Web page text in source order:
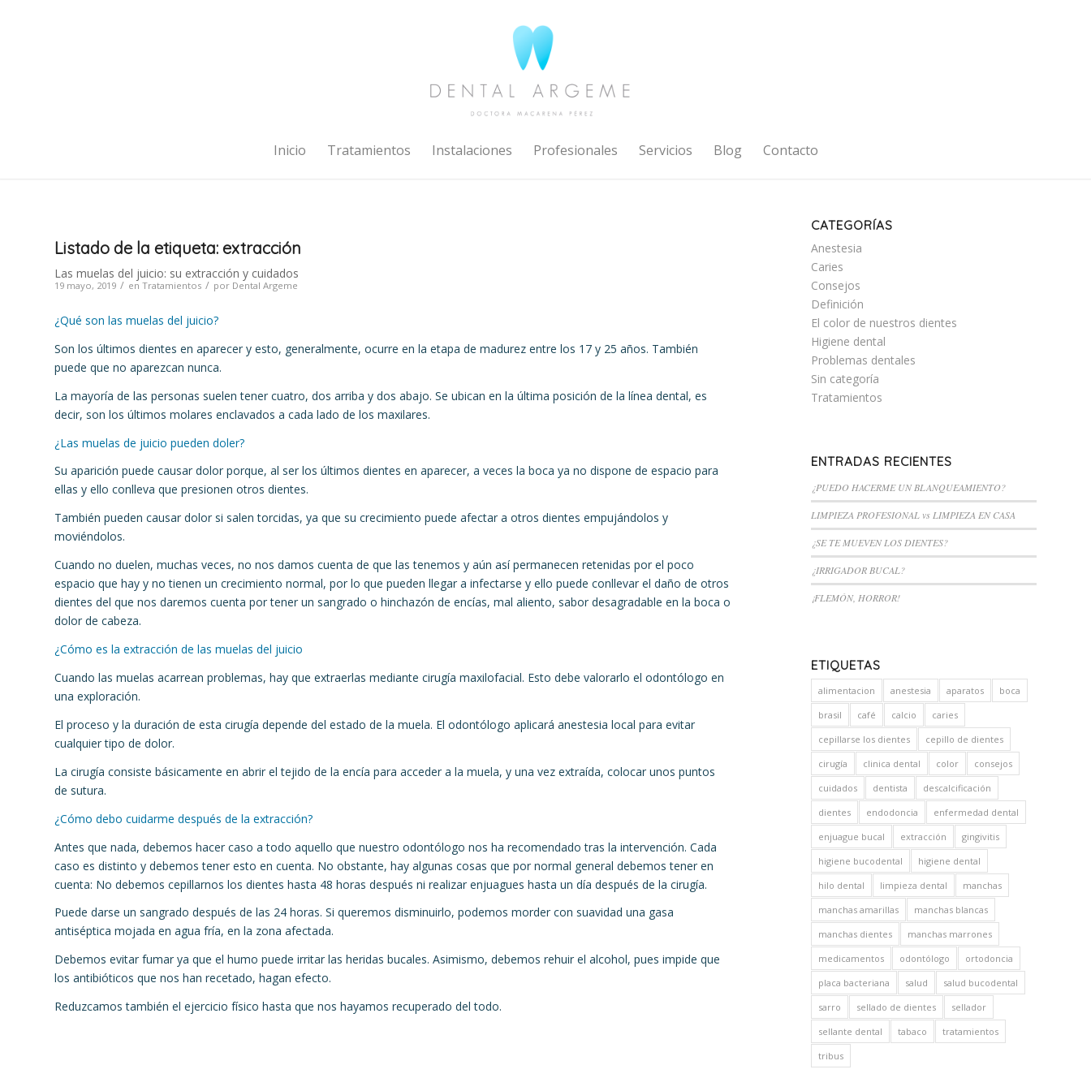
Inicio Tratamientos Instalaciones Profesionales Servicios Blog Contacto
Listado de la etiqueta: extracción
Las muelas del juicio: su extracción y cuidados
19 mayo, 2019 / en Tratamientos / por Dental Argeme
¿Qué son las muelas del juicio?
Son los últimos dientes en aparecer y esto, generalmente, ocurre en la etapa de madurez entre los 17 y 25 años. También
puede que no aparezcan nunca.
La mayoría de las personas suelen tener cuatro, dos arriba y dos abajo. Se ubican en la última posición de la línea dental, es
decir, son los últimos molares enclavados a cada lado de los maxilares.
¿Las muelas de juicio pueden doler?
Su aparición puede causar dolor porque, al ser los últimos dientes en aparecer, a veces la boca ya no dispone de espacio para
ellas y ello conlleva que presionen otros dientes.
También pueden causar dolor si salen torcidas, ya que su crecimiento puede afectar a otros dientes empujándolos y
moviéndolos.
Cuando no duelen, muchas veces, no nos damos cuenta de que las tenemos y aún así permanecen retenidas por el poco
espacio que hay y no tienen un crecimiento normal, por lo que pueden llegar a infectarse y ello puede conllevar el daño de otros
dientes del que nos daremos cuenta por tener un sangrado o hinchazón de encías, mal aliento, sabor desagradable en la boca o
dolor de cabeza.
¿Cómo es la extracción de las muelas del juicio
Cuando las muelas acarrean problemas, hay que extraerlas mediante cirugía maxilofacial. Esto debe valorarlo el odontólogo en
una exploración.
El proceso y la duración de esta cirugía depende del estado de la muela. El odontólogo aplicará anestesia local para evitar
cualquier tipo de dolor.
La cirugía consiste básicamente en abrir el tejido de la encía para acceder a la muela, y una vez extraída, colocar unos puntos
de sutura.
¿Cómo debo cuidarme después de la extracción?
Antes que nada, debemos hacer caso a todo aquello que nuestro odontólogo nos ha recomendado tras la intervención. Cada
caso es distinto y debemos tener esto en cuenta. No obstante, hay algunas cosas que por normal general debemos tener en
cuenta: No debemos cepillarnos los dientes hasta 48 horas después ni realizar enjuagues hasta un día después de la cirugía.
Puede darse un sangrado después de las 24 horas. Si queremos disminuirlo, podemos morder con suavidad una gasa
antiséptica mojada en agua fría, en la zona afectada.
Debemos evitar fumar ya que el humo puede irritar las heridas bucales. Asimismo, debemos rehuir el alcohol, pues impide que
los antibióticos que nos han recetado, hagan efecto.
Reduzcamos también el ejercicio físico hasta que nos hayamos recuperado del todo.
CATEGORÍAS
Anestesia
Caries
Consejos
Definición
El color de nuestros dientes
Higiene dental
Problemas dentales
Sin categoría
Tratamientos
ENTRADAS RECIENTES
¿PUEDO HACERME UN BLANQUEAMIENTO?
LIMPIEZA PROFESIONAL vs LIMPIEZA EN CASA
¿SE TE MUEVEN LOS DIENTES?
¿IRRIGADOR BUCAL?
¡FLEMÓN, HORROR!
ETIQUETAS
alimentacion anestesia aparatos
boca
brasil
café calcio
caries
cepillarse los dientes
cepillo de dientes
cirugía
clinica dental color
consejos
cuidados
dentista
descalcificación
dientes
endodoncia
enfermedad dental
enjuague bucal
extracción
gingivitis
higiene bucodental
higiene dental
hilo dental
limpieza dental
manchas
manchas amarillas
manchas blancas
manchas dientes
manchas marrones
medicamentos
odontólogo
ortodoncia
placa bacteriana
salud
salud bucodental
sarro
sellado de dientes
sellador
sellante dental
tabaco
tratamientos
tribus